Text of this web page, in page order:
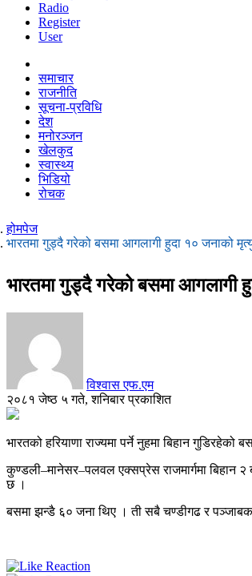
Radio
Register
User
समाचार
राजनीति
सूचना-प्रविधि
देश
मनोरञ्जन
खेलकुद
स्वास्थ्य
भिडियो
रोचक
होमपेज
भारतमा गुड्दै गरेको बसमा आगलागी हुदा १० जनाको
भारतमा गुड्दै गरेको बसमा आगलागी
विश्वास एफ.एम
२०८१ जेष्ठ ५ गते, शनिबार प्रकाशित
भारतको हरियाणा राज्यमा पर्ने नुहमा बिहान
कुण्डली–मानेसर–पलवल एक्सप्रेस राजमार्गमा बिहान
छ ।
बसमा झन्डै ६० जना थिए । ती सबै चण्डीगढ र